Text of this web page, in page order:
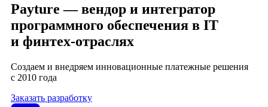
Payture — вендор и интегратор
программного обеспечения в IT
и финтех‑отраслях
Создаем и внедряем инновационные платежные решения
с 2010 года
Заказать разработку